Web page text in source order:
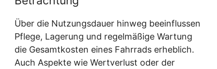
Über die Nutzungsdauer hinweg beeinflussen
Pflege, Lagerung und regelmäßige Wartung
die Gesamtkosten eines Fahrrads erheblich.
Auch Aspekte wie Wertverlust oder der